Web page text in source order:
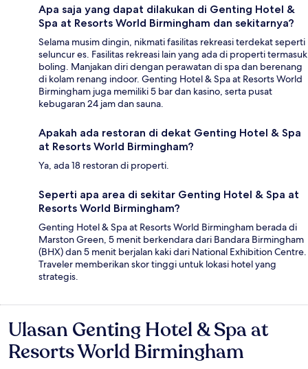
Apa saja yang dapat dilakukan di Genting Hotel &
Spa at Resorts World Birmingham dan sekitarnya?
Selama musim dingin, nikmati fasilitas rekreasi terdekat seperti
seluncur es. Fasilitas rekreasi lain yang ada di properti termasuk
boling. Manjakan diri dengan perawatan di spa dan berenang
di kolam renang indoor. Genting Hotel & Spa at Resorts World
Birmingham juga memiliki 5 bar dan kasino, serta pusat
kebugaran 24 jam dan sauna.
Apakah ada restoran di dekat Genting Hotel & Spa
at Resorts World Birmingham?
Ya, ada 18 restoran di properti.
Seperti apa area di sekitar Genting Hotel & Spa at
Resorts World Birmingham?
Genting Hotel & Spa at Resorts World Birmingham berada di
Marston Green, 5 menit berkendara dari Bandara Birmingham
(BHX) dan 5 menit berjalan kaki dari National Exhibition Centre.
Traveler memberikan skor tinggi untuk lokasi hotel yang
strategis.
Ulasan
Ulasan Genting Hotel & Spa at
Resorts World Birmingham